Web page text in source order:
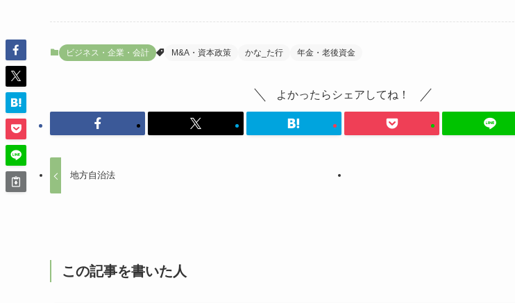
ビジネス・企業・会計 M&A・資本政策 かな_た行 年金・老後資金
よかったらシェアしてね！
地方自治法
この記事を書いた人